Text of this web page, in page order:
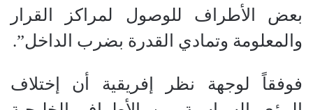
بعض الأطراف للوصول لمراكز القرار
والمعلومة وتمادي القدرة بضرب الداخل”.
فوفقاً لوجهة نظر إفريقية أن إختلاف